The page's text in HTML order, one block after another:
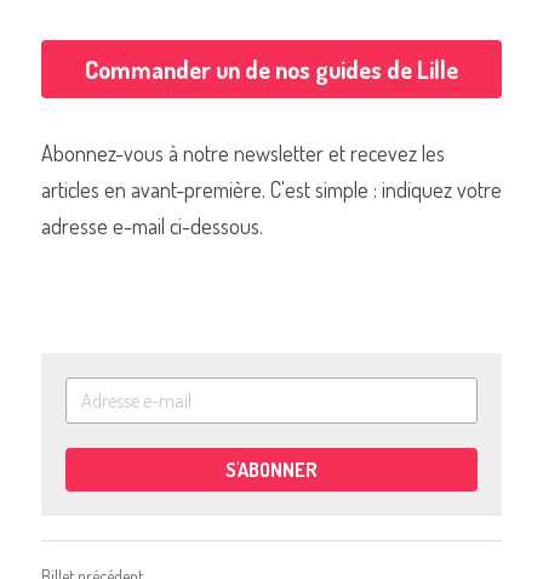
Commander un de nos guides de Lille
Abonnez-vous à notre newsletter et recevez les
articles en avant-première. C'est simple : indiquez votre
adresse e-mail ci-dessous.
S'ABONNER